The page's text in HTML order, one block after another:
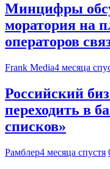
Минцифры
моратория на
операторов
Frank Media4 месяца
Российский
переходить в
списков»
Рамблер4 месяца спустя